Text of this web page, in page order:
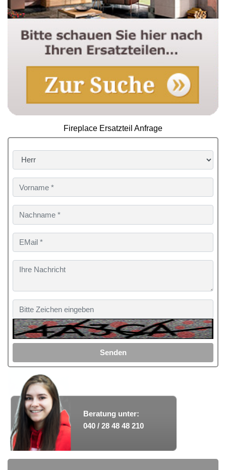
Fireplace Ersatzteil Anfrage
Senden
Beratung unter:
040 / 28 48 48 210